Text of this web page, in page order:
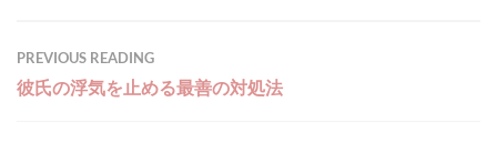
PREVIOUS READING
彼氏の浮気を止める最善の対処法